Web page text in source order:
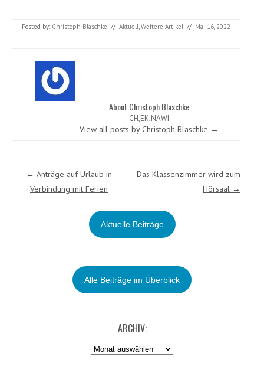
Posted by: Christoph Blaschke // Aktuell,Weitere Artikel // Mai 16, 2022
About Christoph Blaschke
CH,EK,NAWI
View all posts by Christoph Blaschke →
Post navigation
← Anträge auf Urlaub in
Verbindung mit Ferien
Das Klassenzimmer wird zum
Hörsaal →
Aktuelle Beiträge
Alle Beiträge im Überblick
ARCHIV:
Archiv: